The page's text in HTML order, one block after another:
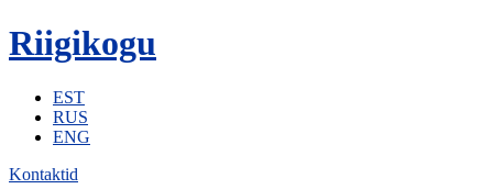
Riigikogu
EST
RUS
ENG
Kontaktid